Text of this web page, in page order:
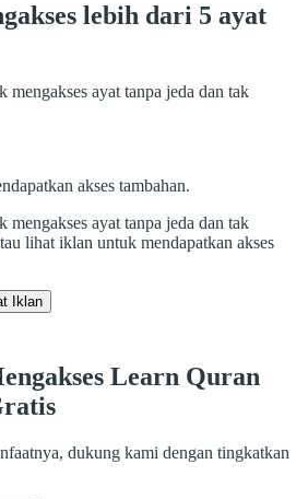
lebih dari 5 ayat
ayat tanpa jeda dan tak
akses tambahan.
ayat tanpa jeda dan tak
lihat iklan untuk mendapatkan akses
Iklan
Learn Quran
dukung kami dengan tingkatkan